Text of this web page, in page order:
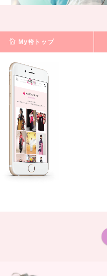
My袴トップ